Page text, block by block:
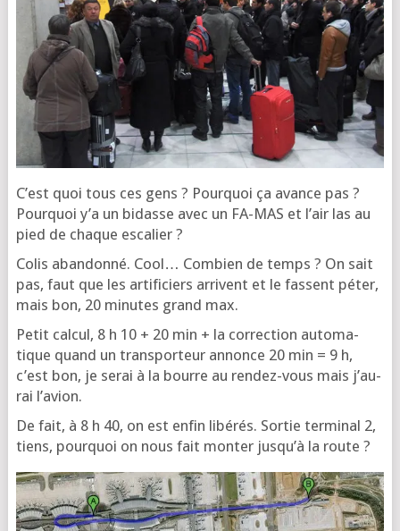
C’est quoi tous ces gens ? Pour­quoi ça avance pas ?
Pour­quoi y’a un bidasse avec un FA-MAS et l’air las au
pied de chaque escalier ?
Colis aban­don­né. Cool… Com­bien de temps ? On sait
pas, faut que les arti­fi­ciers arrivent et le fassent péter,
mais bon, 20 minutes grand max.
Petit cal­cul, 8 h 10 + 20 min + la cor­rec­tion auto­ma­
tique quand un trans­por­teur annonce 20 min = 9 h,
c’est bon, je serai à la bourre au ren­dez-vous mais j’au­
rai l’avion.
De fait, à 8 h 40, on est enfin libé­rés. Sor­tie ter­mi­nal 2,
tiens, pour­quoi on nous fait mon­ter jus­qu’à la route ?